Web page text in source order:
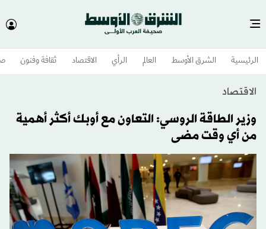
الرئيسية الشرق الأوسط​ العالم الرأي الاقتصاد ثقافة وفنون
الاقتصاد
وزير الطاقة الروسي: التعاون مع أوبك أكثر أهمية
من أي وقت مضى